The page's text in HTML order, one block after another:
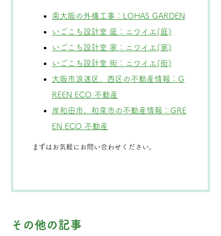
南大阪の外構工事：LOHAS GARDEN
いごこち設計室 庭：ニワイエ(庭)
いごこち設計室 家：ニワイエ(家)
いごこち設計室 街：ニワイエ(街)
大阪市浪速区、西区の不動産情報：G
REEN ECO 不動産
岸和田市、和泉市の不動産情報：GRE
EN ECO 不動産
まずはお気軽にお問い合わせください。
その他の記事